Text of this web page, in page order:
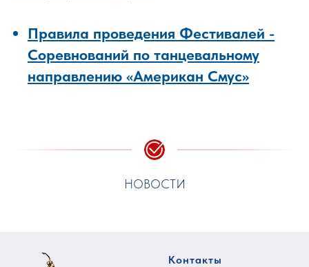
Правила проведения Фестивалей -
Соревнований по танцевальному
направлению «Американ Смус»
НОВОСТИ
Контакты